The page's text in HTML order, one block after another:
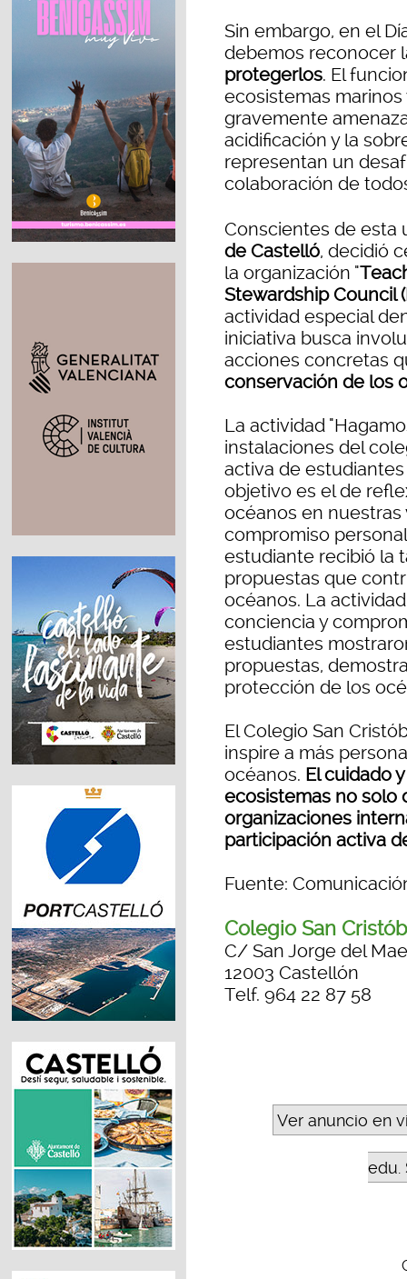
Sin embargo, en el
debemos reconocer
protegerlos. El
ecosistemas
gravemente
acidificación y la
representan un
colaboración de
Conscientes de esta
de Castelló, decidió
la organización "
Stewardship Council
actividad especial
iniciativa busca
acciones concretas
conservación de los
La actividad
instalaciones del
activa de
objetivo es el de
océanos en
compromiso
estudiante recibió la
propuestas que
océanos. La
conciencia y
estudiantes
propuestas,
protección de los
El Colegio San
inspire a más
océanos. El cuidado
ecosistemas no solo
organizaciones
participación activa
Fuente:
Colegio San
C/ San Jorge del
12003 Castellón
Telf. 964 22 87 58
Ver anuncio en
edu.